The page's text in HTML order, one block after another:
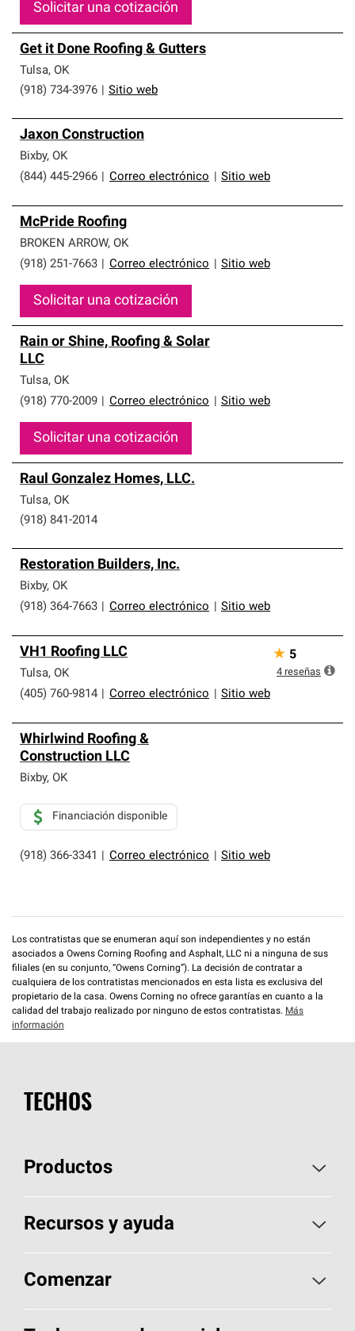
Solicitar una cotización
Get it Done Roofing & Gutters
Tulsa, OK
(918) 734-3976
Sitio web
Jaxon Construction
Bixby, OK
(844) 445-2966
Correo electrónico Sitio web
McPride Roofing
BROKEN ARROW, OK
(918) 251-7663
Correo electrónico Sitio web
Solicitar una cotización
Rain or Shine, Roofing & Solar
LLC
Tulsa, OK
(918) 770-2009
Correo electrónico Sitio web
Solicitar una cotización
Raul Gonzalez Homes, LLC.
Tulsa, OK
(918) 841-2014
Restoration Builders, Inc.
Bixby, OK
(918) 364-7663
Correo electrónico Sitio web
VH1 Roofing LLC
Tulsa, OK
(405) 760-9814
Correo electrónico Sitio web
★ 5
4 reseñas
Whirlwind Roofing &
Construction LLC
Bixby, OK
(918) 366-3341 Correo electrónico Sitio web
Financiación disponible
Los contratistas que se enumeran aquí son independientes y no están
asociados a Owens Corning Roofing and Asphalt, LLC ni a ninguna de sus
filiales (en su conjunto, “Owens Corning”). La decisión de contratar a
cualquiera de los contratistas mencionados en esta lista es exclusiva del
propietario de la casa. Owens Corning no ofrece garantías en cuanto a la
calidad del trabajo realizado por ninguno de estos contratistas. Más
información
TECHOS
Productos
Elija sus tejas
Encuentre un contratista
Recursos y ayuda
Aspectos básicos sobre techos
Herramientas de diseño y color
Comenzar